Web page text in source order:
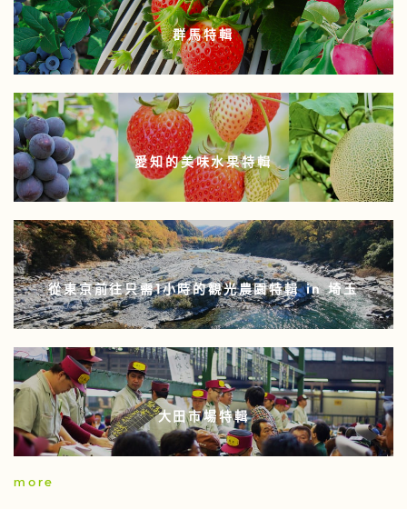
群馬特輯
愛知的美味水果特輯
從東京前往只需1小時的觀光農園特輯 in 埼玉
大田市場特輯
more